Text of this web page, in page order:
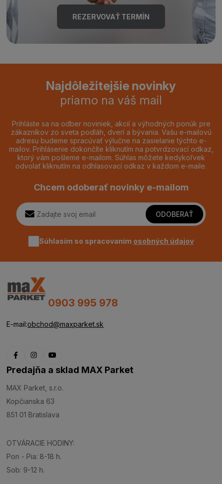
REZERVOVAŤ TERMÍN
Najdôležitejšie novinky
priamo na váš mail
Prihláste sa na odber noviniek, akcií a výhodných ponúk pre
zákazníkov zo sveta podláh, dverí a bývania. Vašu e-mailovú
adresu budeme spracúvať výlučne na zasielanie týchto e-
mailov. Prihlásenie dokončíte kliknutím na potvrdzovací odkaz,
ktorý vám pošleme e-mailom. Súhlas môžete kedykoľvek
odvolať kliknutím na odhlasovací odkaz v každom e-maile.
Chcem odoberať novinky e-mailom
ODOBERAŤ
Súhlasím so spracovaním osobných údajov
0903 995 978
E-mail:obchod@maxparket.sk
Predajňa a sklad MAX Parket
MAX Parket, s.r.o.
Kopčianska 63
851 01 Bratislava
OTVÁRACIE HODINY:
Pon - Pia: 8-18 h.
Sob: 9-12 h.